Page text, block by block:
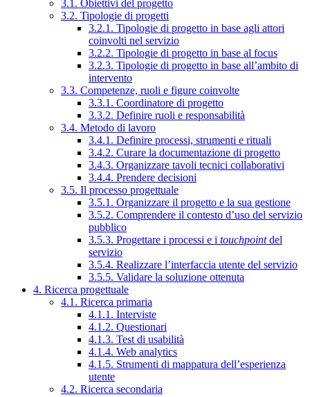
3.1. Obiettivi del progetto
3.2. Tipologie di progetti
3.2.1. Tipologie di progetto in base agli attori
coinvolti nel servizio
3.2.2. Tipologie di progetto in base al focus
3.2.3. Tipologie di progetto in base all’ambito di
intervento
3.3. Competenze, ruoli e figure coinvolte
3.3.1. Coordinatore di progetto
3.3.2. Definire ruoli e responsabilità
3.4. Metodo di lavoro
3.4.1. Definire processi, strumenti e rituali
3.4.2. Curare la documentazione di progetto
3.4.3. Organizzare tavoli tecnici collaborativi
3.4.4. Prendere decisioni
3.5. Il processo progettuale
3.5.1. Organizzare il progetto e la sua gestione
3.5.2. Comprendere il contesto d’uso del servizio
pubblico
3.5.3. Progettare i processi e i touchpointdel
servizio
3.5.4. Realizzare l’interfaccia utente del servizio
3.5.5. Validare la soluzione ottenuta
4. Ricerca progettuale
4.1. Ricerca primaria
4.1.1. Interviste
4.1.2. Questionari
4.1.3. Test di usabilità
4.1.4. Web analytics
4.1.5. Strumenti di mappatura dell’esperienza
utente
4.2. Ricerca secondaria